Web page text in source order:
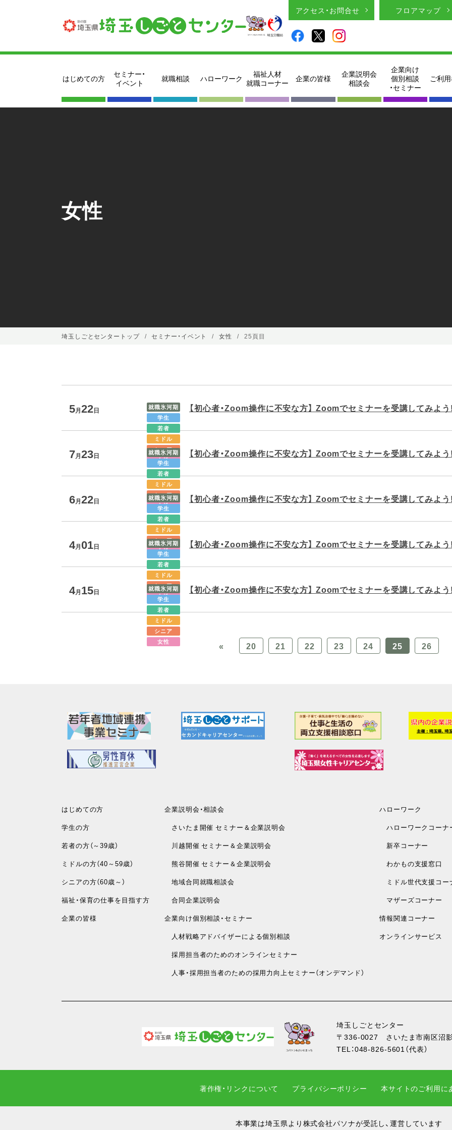
アクセス・お問合せ フロアマップ
はじめての方
セミナー・
イベント
就職相談 ハローワーク
福祉人材
就職コーナー
企業の皆様
企業説明会
相談会
企業向け
個別相談
・セミナー
ご利
女性
埼玉しごとセンタートップ セミナー・イベント 女性 25頁目
5月22日 【初心者・Zoom操作に不安な方】 Zoomでセミナーを受講してみよ
就職氷河期
学生
若者
ミドル
シニア
女性
7月23日 【初心者・Zoom操作に不安な方】 Zoomでセミナーを受講してみよ
就職氷河期
学生
若者
ミドル
シニア
女性
6月22日 【初心者・Zoom操作に不安な方】 Zoomでセミナーを受講してみよ
就職氷河期
学生
若者
ミドル
シニア
女性
4月01日 【初心者・Zoom操作に不安な方】 Zoomでセミナーを受講してみよ
就職氷河期
学生
若者
ミドル
シニア
女性
4月15日 【初心者・Zoom操作に不安な方】 Zoomでセミナーを受講してみよ
就職氷河期
学生
若者
ミドル
シニア
女性
« 20 21 22 23 24 25 26
はじめての方
学生の方
若者の方（～39歳）
ミドルの方（40～59歳）
シニアの方（60歳～）
福祉・保育の仕事を目指す方
企業の皆様
企業説明会・相談会
さいたま開催 セミナー＆企業説明会
川越開催 セミナー＆企業説明会
熊谷開催 セミナー＆企業説明会
地域合同就職相談会
合同企業説明会
企業向け個別相談・セミナー
人材戦略アドバイザーによる個別相談
採用担当者のためのオンラインセミナー
人事・採用担当者のための採用力向上セミナー（オンデマンド）
ハローワーク
ハローワークコーナ
新卒コーナー
わかもの支援窓口
ミドル世代支援コー
マザーズコーナー
情報関連コーナー
オンラインサービス
埼玉しごとセンター
〒336-0027 さいたま市南区沼
TEL：048-826-5601（代表）
著作権・リンクについて プライバシーポリシー 本サイトのご利用に
本事業は埼玉県より株式会社パソナが受託し、運営しています